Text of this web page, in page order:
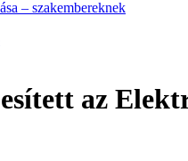
– szakembereknek
az